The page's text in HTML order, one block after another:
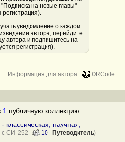
"Подписка на новые главы"
регистрация).
уведомление о каждом
автора, перейдите
автора и подпишитесь на
регистрация).
QRCode
Информация для автора
1 публичную коллекцию
классическая, научная,
с СИ: 252 10 Путеводитель)